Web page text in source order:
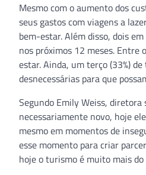
Mesmo com o aumento dos
seus gastos com viagens a
bem-estar. Além disso, dois
nos próximos 12 meses. Entre
estar. Ainda, um terço (33%)
desnecessárias para que
Segundo Emily Weiss,
necessariamente novo, hoje
mesmo em momentos de
esse momento para criar
hoje o turismo é muito mais